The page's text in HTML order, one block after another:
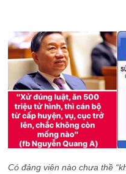
Có đảng viên nào chưa thề